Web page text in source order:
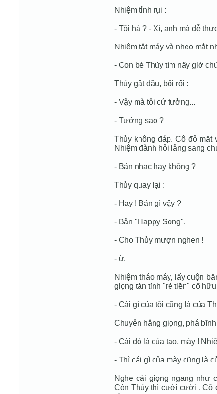
Nhiệm tỉnh rụi :
- Tôi hả ? - Xì, anh mà dễ
Nhiệm tắt máy và nheo mắt
- Con bé Thủy tìm nãy giờ
Thủy gật đầu, bối rối :
- Vậy mà tôi cứ tưởng...
- Tưởng sao ?
Thủy không đáp. Cô đỏ mặt
Nhiệm đành hỏi lảng sang
- Bản nhạc hay không ?
Thủy quay lại :
- Hay ! Bản gì vậy ?
- Bản "Happy Song".
- Cho Thủy mượn nghen !
- ừ.
Nhiệm tháo máy, lấy cuộn
giọng tán tỉnh "rẻ tiền" cố hữu
- Cái gì của tôi cũng là của
Chuyên hắng giọng, phá bĩnh
- Cái đó là của tao, mày !
- Thì cái gì của mày cũng là
Nghe cái giọng ngang như
Còn Thủy thì cười cười . Cô